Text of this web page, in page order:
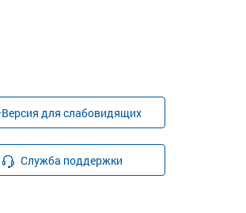
Версия для слабовидящих
Служба поддержки